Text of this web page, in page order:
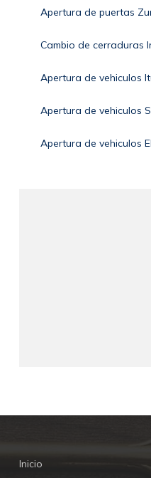
Apertura de puertas
Cambio de cerraduras
Apertura de vehiculos
Apertura de vehiculos
Apertura de vehiculos
Inicio